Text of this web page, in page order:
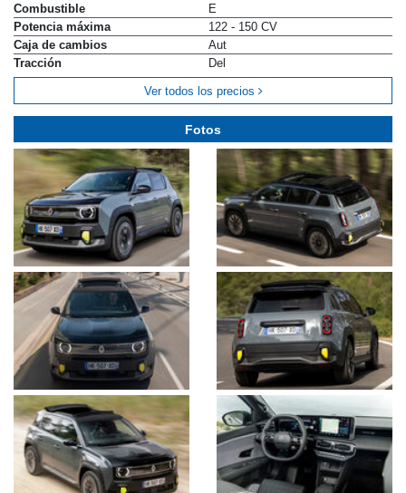
Combustible
E
Potencia máxima
122 - 150 CV
Caja de cambios
Aut
Tracción
Del
Ver todos los precios
Fotos